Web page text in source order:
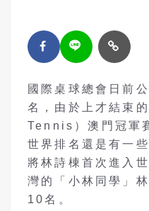
國際桌球總會日前
名，由於上才結束
Tennis）澳門冠軍
世界排名還是有一
將林詩棟首次進入
灣的「小林同學」
10名。